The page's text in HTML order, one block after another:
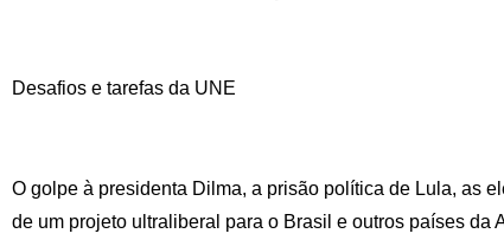
Desafios e tarefas da UNE
O golpe à presidenta Dilma, a prisão política de Lula, as
de um projeto ultraliberal para o Brasil e outros países da